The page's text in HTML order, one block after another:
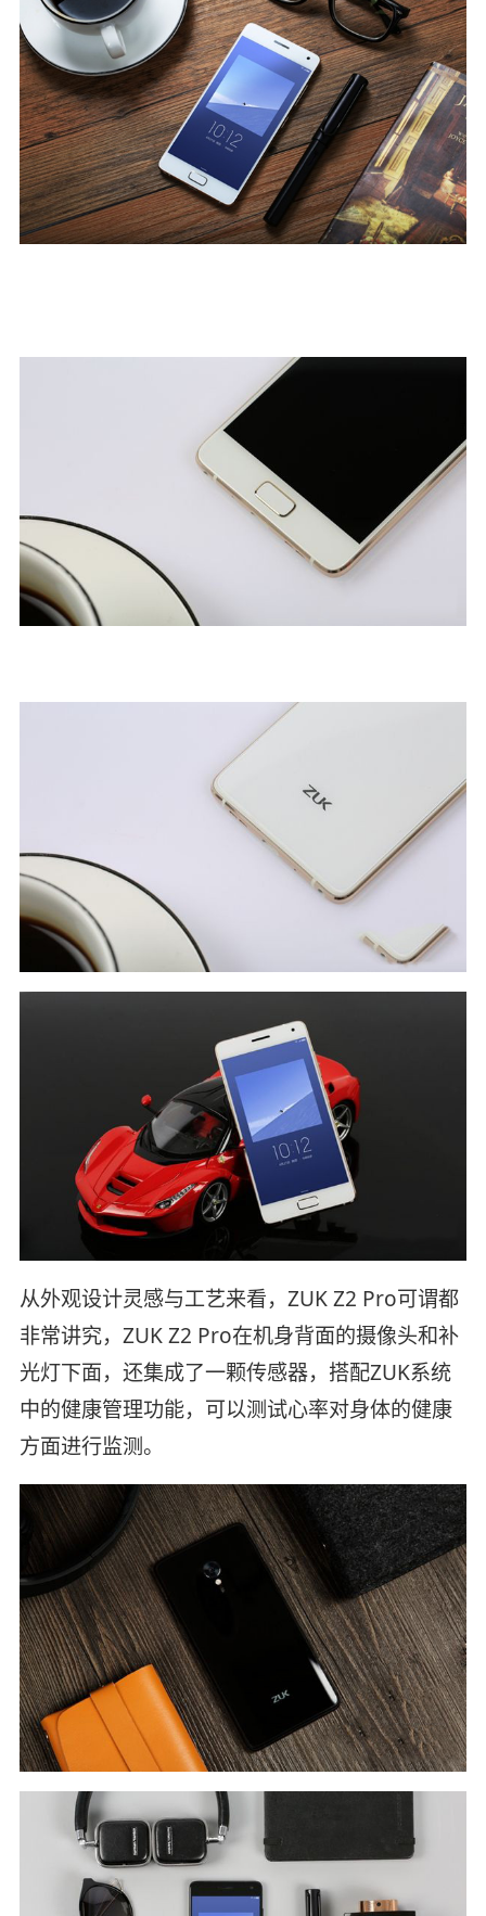
从外观设计灵感与工艺来看，ZUK Z2 Pro可谓都
非常讲究，ZUK Z2 Pro在机身背面的摄像头和补
光灯下面，还集成了一颗传感器，搭配ZUK系统
中的健康管理功能，可以测试心率对身体的健康
方面进行监测。